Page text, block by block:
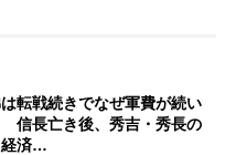
転戦続きでなぜ軍費が続い
信長亡き後、秀吉・秀長の
経済…